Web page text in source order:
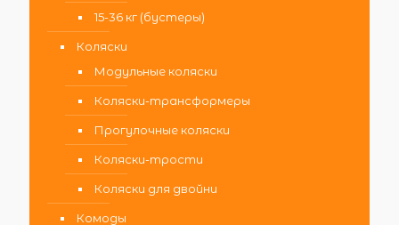
15-36 кг (бустеры)
Коляски
Модульные коляски
Коляски-трансформеры
Прогулочные коляски
Коляски-трости
Коляски для двойни
Комоды